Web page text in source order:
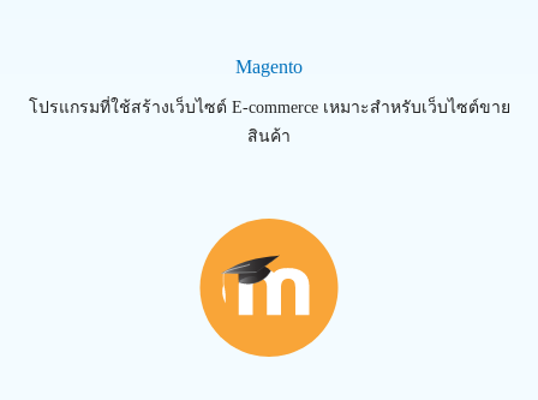
Magento
โปรแกรมที่ใช้สร้างเว็บไซต์ E-commerce เหมาะสำหรับเว็บไซต์ขาย
สินค้า